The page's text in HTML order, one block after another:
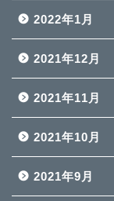
2022年1月
2021年12月
2021年11月
2021年10月
2021年9月